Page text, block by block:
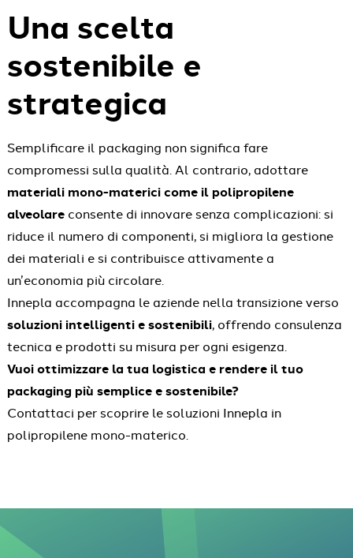
Una scelta
sostenibile e
strategica
Semplificare il packaging non significa fare
compromessi sulla qualità. Al contrario, adottare
materiali mono-materici come il polipropilene
alveolareconsente di innovare senza complicazioni: si
riduce il numero di componenti, si migliora la gestione
dei materiali e si contribuisce attivamente a
un’economia più circolare.
Innepla accompagna le aziende nella transizione verso
soluzioni intelligenti e sostenibili, offrendo consulenza
tecnica e prodotti su misura per ogni esigenza.
Vuoi ottimizzare la tua logistica e rendere il tuo
packaging più semplice e sostenibile?
Contattaci per scoprire le soluzioni Innepla in
polipropilene mono-materico.